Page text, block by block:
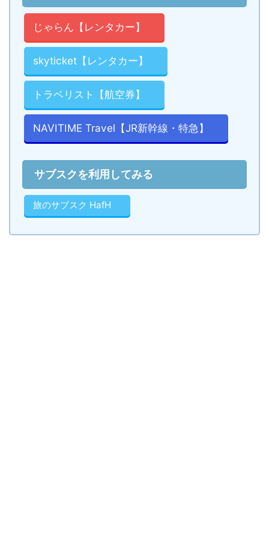
じゃらん【レンタカー】
skyticket【レンタカー】
トラベリスト【航空券】
NAVITIME Travel【JR新幹線・特急】
サブスクを利用してみる
旅のサブスク HafH